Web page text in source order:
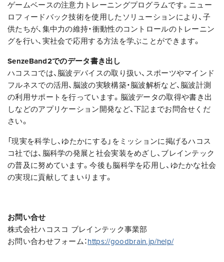
ゲームベースの注意力トレーニングプログラムです。ニュー
ロフィードバック技術を使用したソリューションにより、子
供たちが、集中力の維持・衝動性のコントロールのトレーニン
グを行い、実社会で応用する方法を学ぶことができます。
SenzeBand2でのデータ書き出し
ハコスコでは、脳波デバイスの取り扱い、スポーツやマインド
フルネスでの活用、脳波の実験構築・脳波解析など、脳波計測
の利用サポートを行っています。 脳波データの取得や書き出
しなどのアプリケーション開発など、下記までお問合せくだ
さい。
「現実を科学し、ゆたかにする」をミッションに掲げるハコス
コ社では、脳科学の発展と社会実装をめざし、ブレインテック
の普及に努めています。今後も脳科学を応用し、ゆたかな社会
の実現に貢献してまいります。
お問い合せ
株式会社ハコスコ ブレインテック事業部
お問い合わせフォーム：https://goodbrain.jp/help/